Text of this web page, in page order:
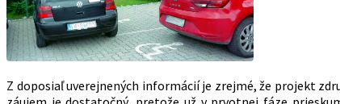
Z doposiaľ uverejnených informácií je zrejmé, že projekt